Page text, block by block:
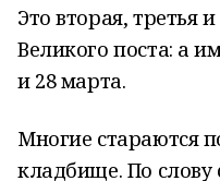
Это вторая, третья
Великого поста: а
и 28 марта.
Многие стараются
кладбище. По слову